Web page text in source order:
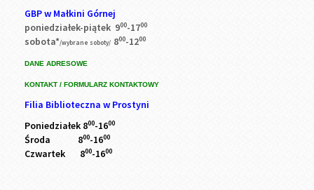
GBP w Małkini Górnej
poniedziałek-piątek 900-1700
sobota*/wybrane soboty/ 800-1200
DANE ADRESOWE
KONTAKT / FORMULARZ KONTAKTOWY
Filia Biblioteczna w Prostyni
Poniedziałek 800-1600
Środa 800-1600
Czwartek 800-1600